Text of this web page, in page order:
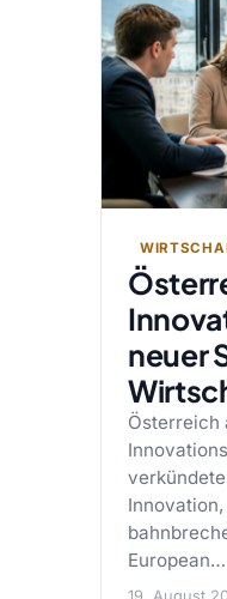
neuer
Österreich
European…